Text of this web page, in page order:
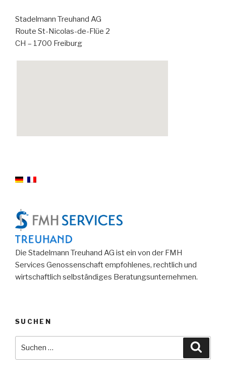
Stadelmann Treuhand AG
Route St-Nicolas-de-Flüe 2
CH – 1700 Freiburg
Die Stadelmann Treuhand AG ist ein von der FMH
Services Genossenschaft empfohlenes, rechtlich und
wirtschaftlich selbständiges Beratungsunternehmen.
SUCHEN